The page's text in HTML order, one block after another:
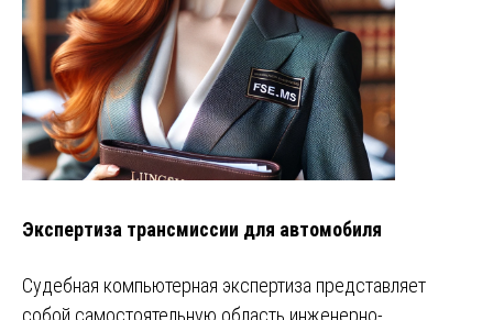
Экспертиза трансмиссии для автомобиля
Судебная компьютерная экспертиза представляет